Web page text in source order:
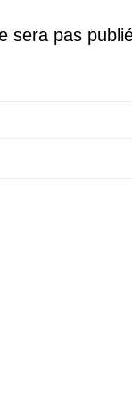
sera pas